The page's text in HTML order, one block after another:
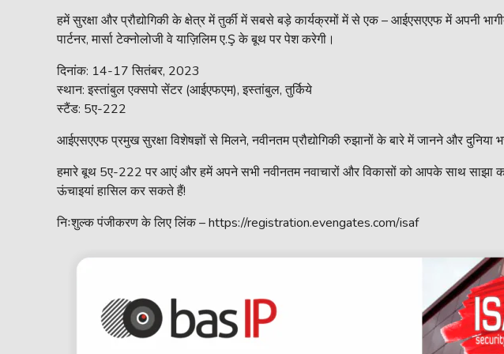
हमें सुरक्षा और प्रौद्योगिकी के क्षेत्र में तुर्की में सबसे बड़े कार्यक्रमों में से एक – आईएसएएफ में अपनी
पार्टनर, मार्सा टेक्नोलोजी वे याज़िलिम ए.Ş के बूथ पर पेश करेगी।
दिनांक: 14-17 सितंबर, 2023
स्थान: इस्तांबुल एक्सपो सेंटर (आईएफएम), इस्तांबुल, तुर्किये
स्टैंड: 5ए-222
आईएसएएफ प्रमुख सुरक्षा विशेषज्ञों से मिलने, नवीनतम प्रौद्योगिकी रुझानों के बारे में जानने और
हमारे बूथ 5ए-222 पर आएं और हमें अपने सभी नवीनतम नवाचारों और विकासों को आपके साथ साझा
ऊंचाइयां हासिल कर सकते हैं!
निःशुल्क पंजीकरण के लिए लिंक – https://registration.evengates.com/isaf